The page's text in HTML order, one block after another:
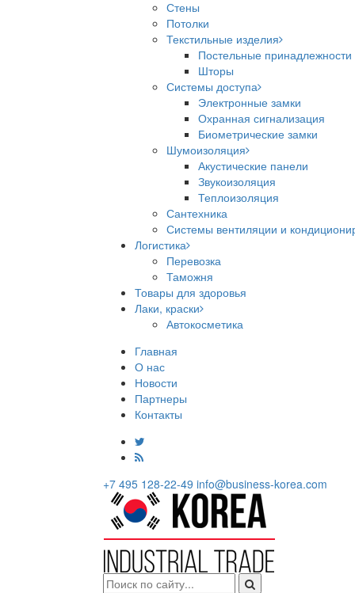
Стены
Потолки
Текстильные изделия
Постельные принадлежности
Шторы
Системы доступа
Электронные замки
Охранная сигнализация
Биометрические замки
Шумоизоляция
Акустические панели
Звукоизоляция
Теплоизоляция
Сантехника
Системы вентиляции и
Логистика
Перевозка
Таможня
Товары для здоровья
Лаки, краски
Автокосметика
Главная
О нас
Новости
Партнеры
Контакты
+7 495 128-22-49 info@business-korea.com